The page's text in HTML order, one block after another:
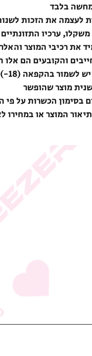
בלבד
לעצמה את הזכות
ערכיו
את רכיבי המוצר
והקובעים הם אלו
בהקפאה (18-) מעלות צלזיוס
מוצר שהופשר
בסימון הכשרות על
המוצר או במחירו